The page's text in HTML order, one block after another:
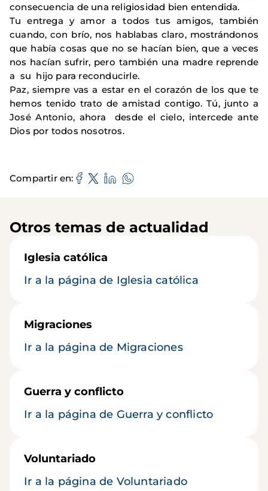
consecuencia de una religiosidad bien entendida.
Tu entrega y amor a todos tus amigos, también
cuando, con brío, nos hablabas claro, mostrándonos
que había cosas que no se hacían bien, que a veces
nos hacían sufrir, pero también una madre reprende
a su hijo para reconducirle.
Paz, siempre vas a estar en el corazón de los que te
hemos tenido trato de amistad contigo. Tú, junto a
José Antonio, ahora desde el cielo, intercede ante
Dios por todos nosotros.
Compartir en
Otros temas de actualidad
Iglesia católica
Ir a la página de Iglesia católica
Migraciones
Ir a la página de Migraciones
Guerra y conflicto
Ir a la página de Guerra y conflicto
Voluntariado
Ir a la página de Voluntariado